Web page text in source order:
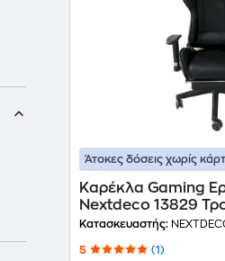
Άτοκες δόσεις χωρίς
Καρέκλα Gaming
Nextdeco 13829
Δερματίνη - Μαύρη
Κατασκευαστής:
5 (1)